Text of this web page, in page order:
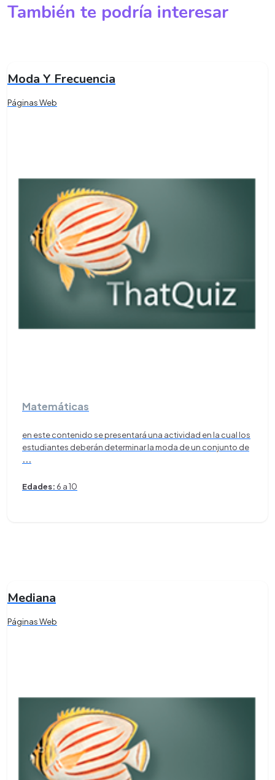
También te podría interesar
Moda Y Frecuencia
Páginas Web
Matemáticas
en este contenido se presentará una actividad en la cual los
estudiantes deberán determinar la moda de un conjunto de
...
Edades: 6 a 10
Mediana
Páginas Web